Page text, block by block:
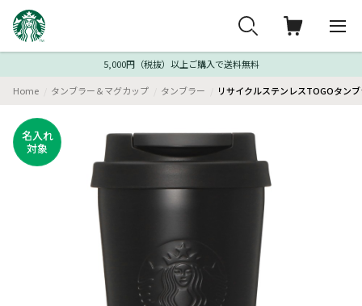
5,000円（税抜）以上ご購入で送料無料
Home タンブラー＆マグカップ タンブラー リサイクルステンレスTOGOタン
名入れ
対象